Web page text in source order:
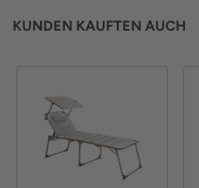
KUNDEN KAUFTEN AUCH